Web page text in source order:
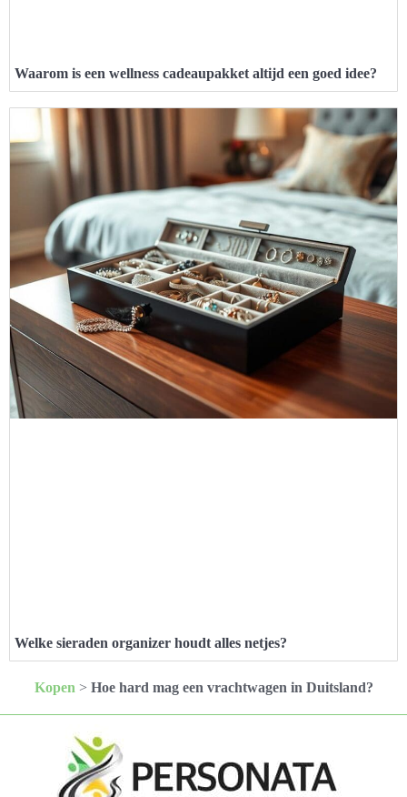
Waarom is een wellness cadeaupakket altijd een goed idee?
Welke sieraden organizer houdt alles netjes?
Kopen > Hoe hard mag een vrachtwagen in Duitsland?